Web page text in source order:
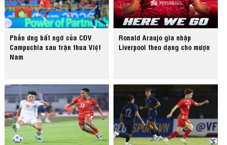
Phản ứng bất ngờ của CĐV
Campuchia sau trận thua Việt
Nam
Ronald Araujo gia nhập
Liverpool theo dạng cho mượn